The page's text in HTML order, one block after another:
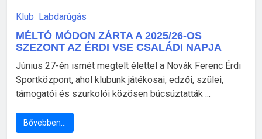
Klub Labdarúgás
MÉLTÓ MÓDON ZÁRTA A 2025/26-OS
SZEZONT AZ ÉRDI VSE CSALÁDI NAPJA
Június 27-én ismét megtelt élettel a Novák Ferenc Érdi
Sportközpont, ahol klubunk játékosai, edzői, szülei,
támogatói és szurkolói közösen búcsúztatták ...
Bővebben…